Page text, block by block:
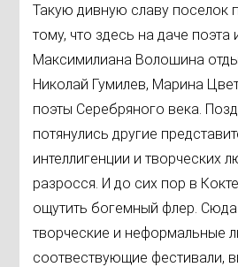
Такую дивную славу поселок
тому, что здесь на даче
Максимилиана Волошина
Николай Гумилев, Марина
поэты Серебряного века.
потянулись другие
интеллигенции и творческих
разросся. И до сих пор в
ощутить богемный флер. Сюда
творческие и неформальные
соотвествующие фестивали,